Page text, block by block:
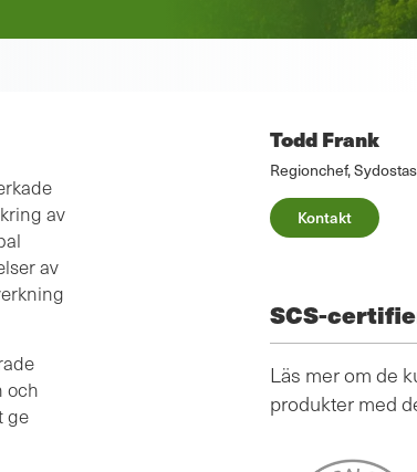
Todd Frank
Regionchef,
Kontakt
av
av
och
ge
SCS-
Läs mer om de
produkter med